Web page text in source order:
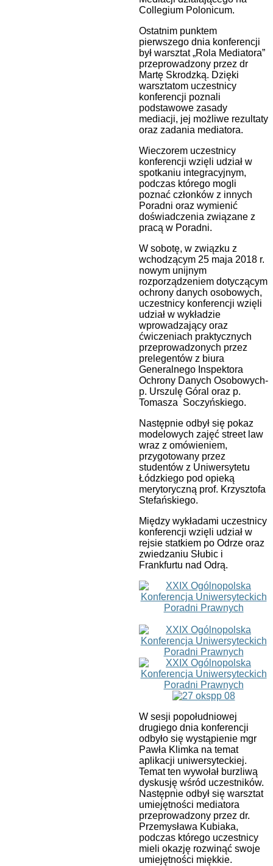
Collegium Polonicum.
Ostatnim punktem
pierwszego dnia konferencji
był warsztat „Rola Mediatora”
przeprowadzony przez dr
Martę Skrodzką. Dzięki
warsztatom uczestnicy
konferencji poznali
podstawowe zasady
mediacji, jej możliwe rezultaty
oraz zadania mediatora.
Wieczorem uczestnicy
konferencji wzięli udział w
spotkaniu integracyjnym,
podczas którego mogli
poznać członków z innych
Poradni oraz wymienić
doświadczenia związane z
pracą w Poradni.
W sobotę, w związku z
wchodzącym 25 maja 2018 r.
nowym unijnym
rozporządzeniem dotyczącym
ochrony danych osobowych,
uczestnicy konferencji wzięli
udział w wykładzie
wprowadzający oraz
ćwiczeniach praktycznych
przeprowadzonych przez
prelegentów z biura
Generalnego Inspektora
Ochrony Danych Osobowych-
p. Urszulę Góral oraz p.
Tomasza Soczyńskiego.
Następnie odbył się pokaz
modelowych zajęć street law
wraz z omówieniem,
przygotowany przez
studentów z Uniwersytetu
Łódzkiego pod opieką
merytoryczną prof. Krzysztofa
Stefańskiego.
Między wykładami uczestnicy
konferencji wzięli udział w
rejsie statkiem po Odrze oraz
zwiedzaniu Słubic i
Frankfurtu nad Odrą.
W sesji popołudniowej
drugiego dnia konferencji
odbyło się wystąpienie mgr
Pawła Klimka na temat
aplikacji uniwersyteckiej.
Temat ten wywołał burzliwą
dyskusję wśród uczestników.
Następnie odbył się warsztat
umiejętności mediatora
przeprowadzony przez dr.
Przemysława Kubiaka,
podczas którego uczestnicy
mieli okazję rozwinąć swoje
umiejętności miękkie.